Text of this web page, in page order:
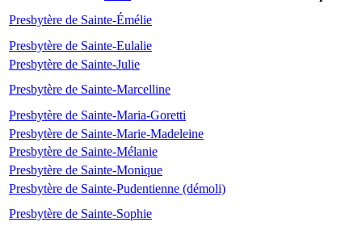
Presbytère de Sainte-Émélie
Presbytère de Sainte-Eulalie
Presbytère de Sainte-Julie
Presbytère de Sainte-Marcelline
Presbytère de Sainte-Maria-Goretti
Presbytère de Sainte-Marie-Madeleine
Presbytère de Sainte-Mélanie
Presbytère de Sainte-Monique
Presbytère de Sainte-Pudentienne (démoli)
Presbytère de Sainte-Sophie